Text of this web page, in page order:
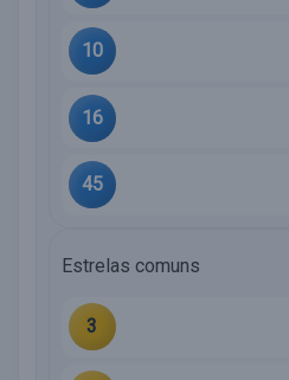
10
16
45
Estrelas comuns
3